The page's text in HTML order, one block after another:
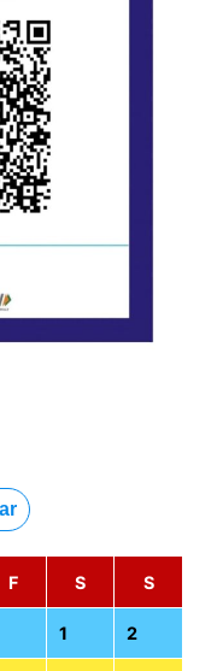
F S S
1 2